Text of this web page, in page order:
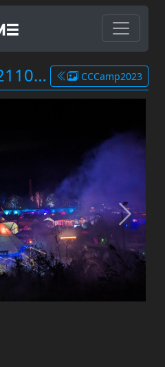
PXL_20230815_211037382.jpg CCCamp2023